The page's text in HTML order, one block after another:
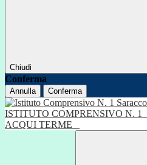
Chiudi
Conferma
Annulla Conferma
ISTITUTO COMPRENSIVO N. 1
ACQUI TERME